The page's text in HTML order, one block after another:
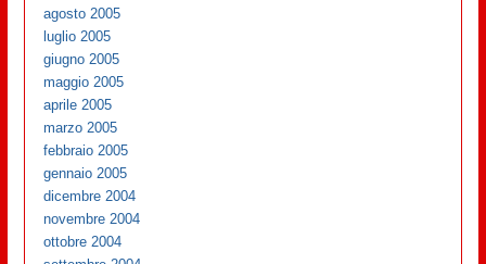
agosto 2005
luglio 2005
giugno 2005
maggio 2005
aprile 2005
marzo 2005
febbraio 2005
gennaio 2005
dicembre 2004
novembre 2004
ottobre 2004